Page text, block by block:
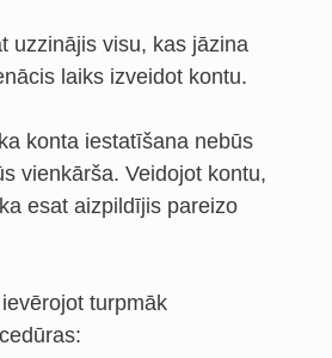
uzzinājis visu, kas jāzina
laiks izveidot kontu.
konta iestatīšana nebūs
vienkārša. Veidojot kontu,
esat aizpildījis pareizo
turpmāk